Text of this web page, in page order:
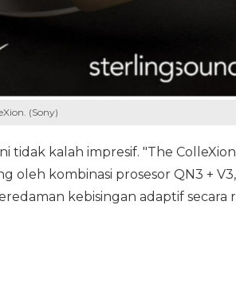
(Sony)
tidak kalah impresif. "The
oleh kombinasi prosesor QN3 +
kebisingan adaptif secara